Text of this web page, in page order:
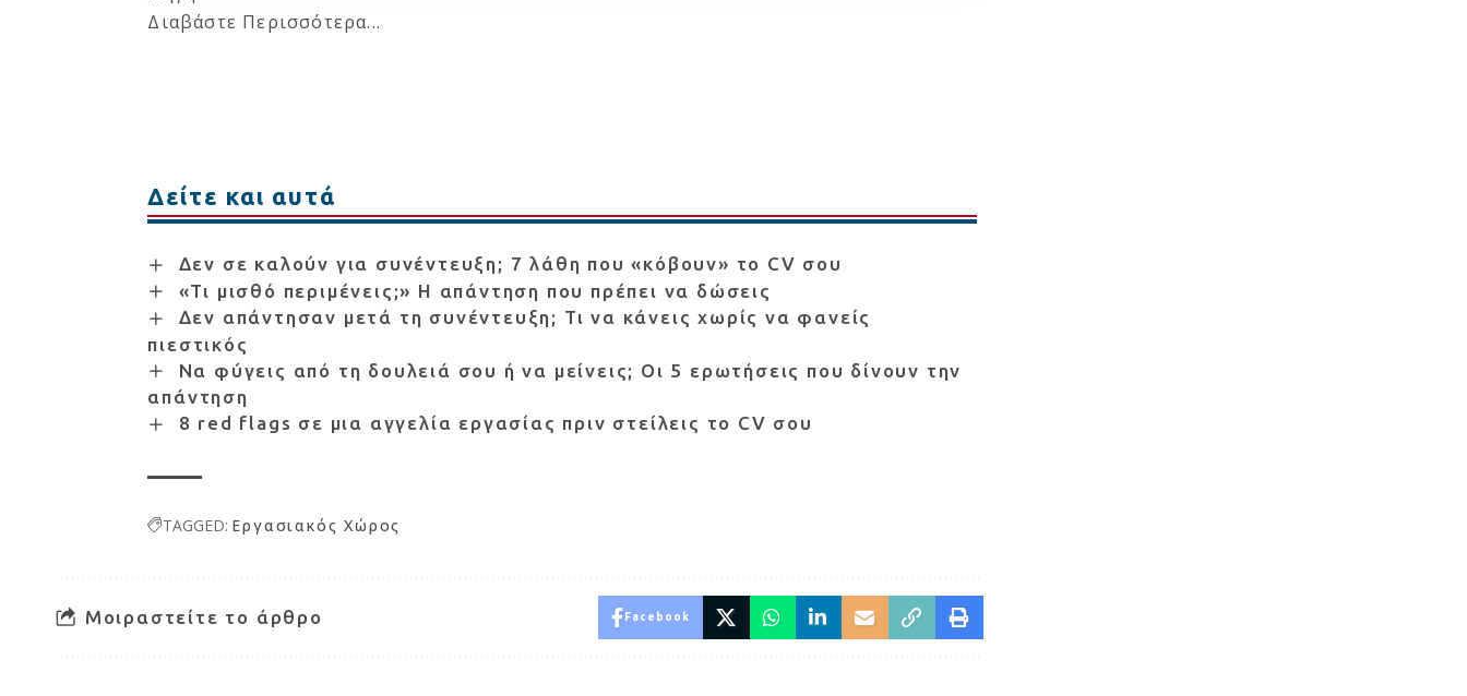
Διαβάστε Περισσότερα...
Δείτε και αυτά
Δεν σε καλούν για συνέντευξη; 7 λάθη που «κόβουν» το CV σου
«Τι μισθό περιμένεις;» Η απάντηση που πρέπει να δώσεις
Δεν απάντησαν μετά τη συνέντευξη; Τι να κάνεις χωρίς να φανείς
πιεστικός
Να φύγεις από τη δουλειά σου ή να μείνεις; Οι 5 ερωτήσεις που δίνουν την
απάντηση
8 red flags σε μια αγγελία εργασίας πριν στείλεις το CV σου
TAGGED: Εργασιακός Χώρος
Μοιραστείτε το άρθρο Facebook